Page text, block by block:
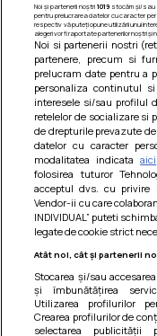
Barcute din
Un deliciu usor de
Noi și partenerii noștri 1019stocăm și/sau
pentru prelucrarea datelor cu caracter
respectiv vă puteți opune utilizării unui
alegeri vor fi raportate partenerilor noștri și
Noi si partenerii nostri
partenere, precum si
prelucram date pentru a
personaliza continutul
interesele si/sau profilul
retelelor de socializare si
de drepturile prevazute
datelor cu caracter
modalitatea indicataaici
folosirea tuturor
acceptul dvs. cu privire
Vendor-ii cu care
INDIVIDUAL” puteti
legate de cookie strict
Atât noi, cât și partenerii
Stocarea și/sau
și îmbunătățirea
Utilizarea profilurilor
Crearea profilurilor de
selectarea publicității